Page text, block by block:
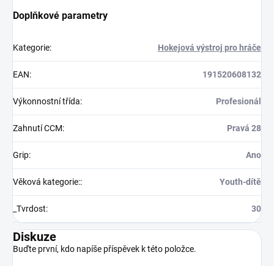
Doplňkové parametry
Kategorie: Hokejová výstroj pro hráče
EAN: 191520608132
Výkonnostní třída: Profesionál
Zahnutí CCM: Pravá 28
Grip: Ano
Věková kategorie:: Youth-dítě
_Tvrdost: 30
Diskuze
Buďte první, kdo napíše příspěvek k této položce.